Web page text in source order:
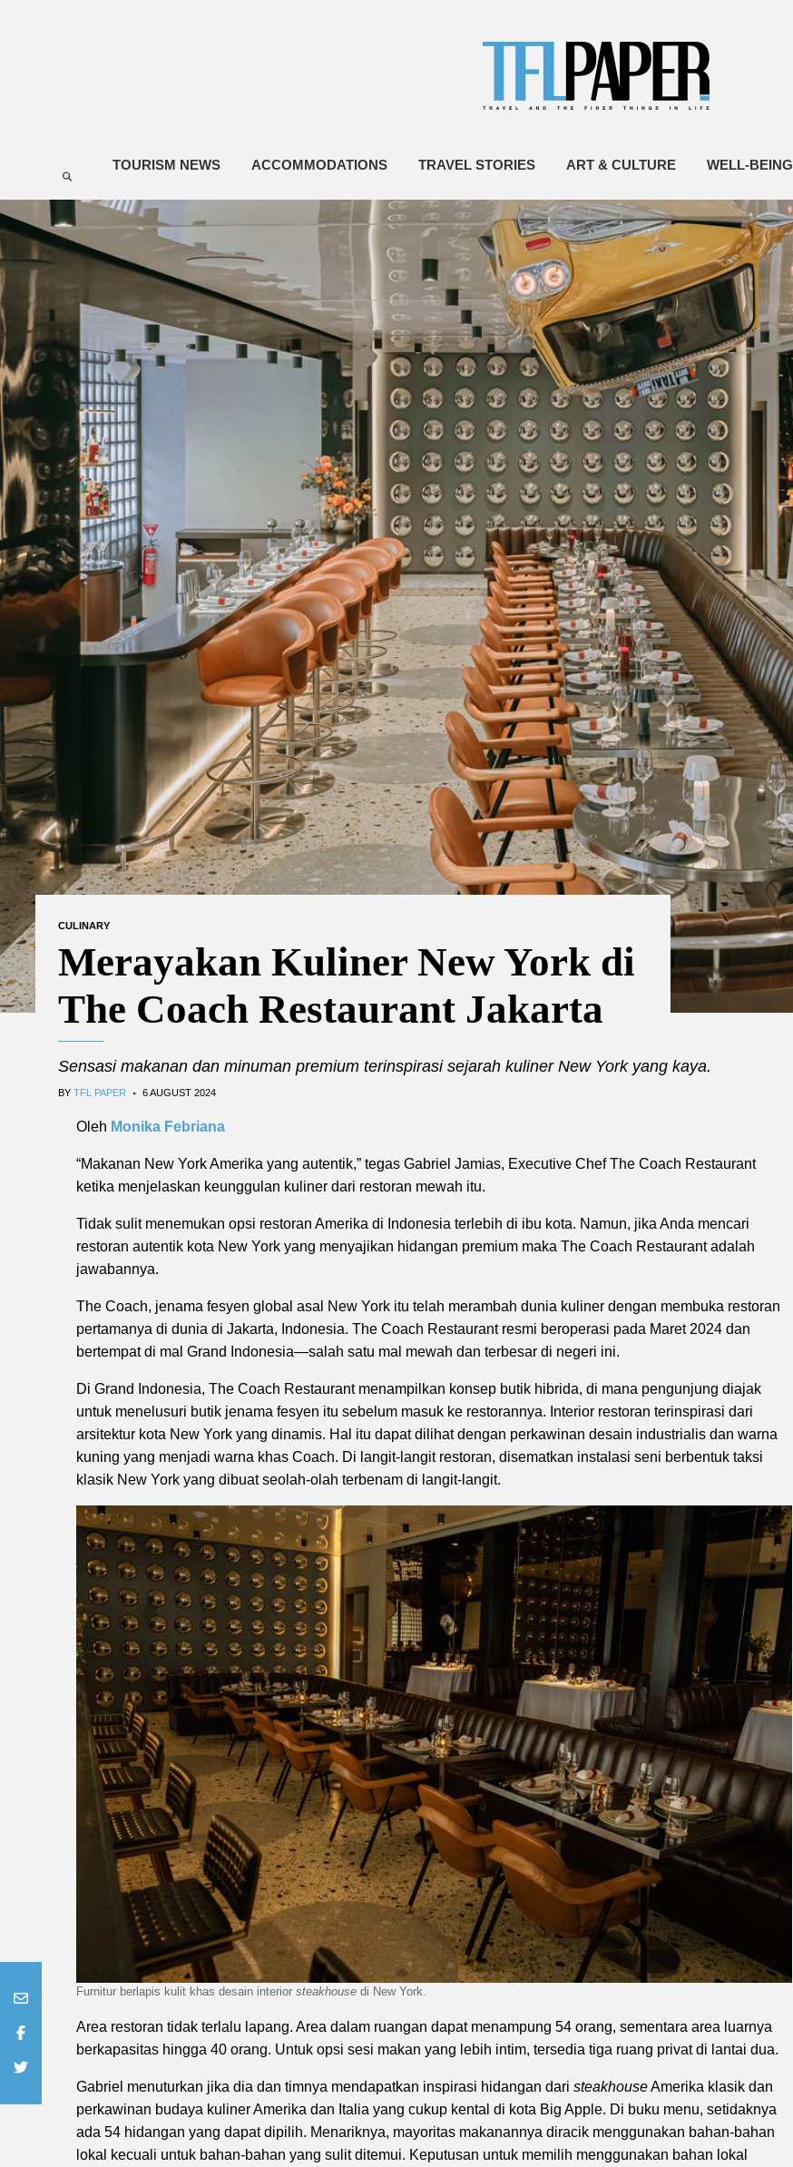
TOURISM NEWS ACCOMMODATIONS TRAVEL STORIES ART & CULTURE WELL-BEING
CULINARY
Merayakan Kuliner New York di
The Coach Restaurant Jakarta
Sensasi makanan dan minuman premium terinspirasi sejarah kuliner New York yang kaya.
BY TFL PAPER . 6 AUGUST 2024
Oleh Monika Febriana
“Makanan New York Amerika yang autentik,” tegas Gabriel Jamias, Executive Chef The Coach Restaurant
ketika menjelaskan keunggulan kuliner dari restoran mewah itu.
Tidak sulit menemukan opsi restoran Amerika di Indonesia terlebih di ibu kota. Namun, jika Anda mencari
restoran autentik kota New York yang menyajikan hidangan premium maka The Coach Restaurant adalah
jawabannya.
The Coach, jenama fesyen global asal New York itu telah merambah dunia kuliner dengan membuka restoran
pertamanya di dunia di Jakarta, Indonesia. The Coach Restaurant resmi beroperasi pada Maret 2024 dan
bertempat di mal Grand Indonesia—salah satu mal mewah dan terbesar di negeri ini.
Di Grand Indonesia, The Coach Restaurant menampilkan konsep butik hibrida, di mana pengunjung diajak
untuk menelusuri butik jenama fesyen itu sebelum masuk ke restorannya. Interior restoran terinspirasi dari
arsitektur kota New York yang dinamis. Hal itu dapat dilihat dengan perkawinan desain industrialis dan warna
kuning yang menjadi warna khas Coach. Di langit-langit restoran, disematkan instalasi seni berbentuk taksi
klasik New York yang dibuat seolah-olah terbenam di langit-langit.
Furnitur berlapis kulit khas desain interior steakhouse di New York.
Area restoran tidak terlalu lapang. Area dalam ruangan dapat menampung 54 orang, sementara area luarnya
berkapasitas hingga 40 orang. Untuk opsi sesi makan yang lebih intim, tersedia tiga ruang privat di lantai dua.
Gabriel menuturkan jika dia dan timnya mendapatkan inspirasi hidangan dari steakhouseAmerika klasik dan
perkawinan budaya kuliner Amerika dan Italia yang cukup kental di kota Big Apple. Di buku menu, setidaknya
ada 54 hidangan yang dapat dipilih. Menariknya, mayoritas makanannya diracik menggunakan bahan-bahan
lokal kecuali untuk bahan-bahan yang sulit ditemui. Keputusan untuk memilih menggunakan bahan lokal